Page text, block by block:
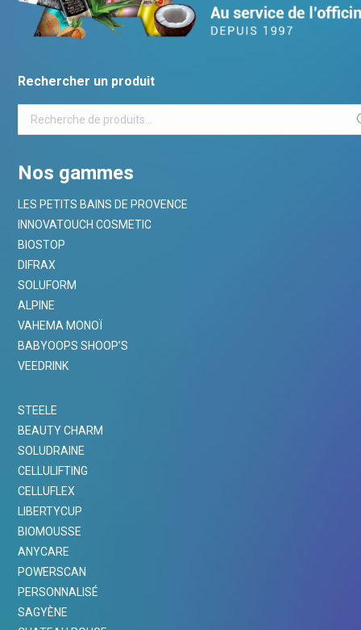
Rechercher un produit
Nos gammes
LES PETITS BAINS DE PROVENCE
INNOVATOUCH COSMETIC
BIOSTOP
DIFRAX
SOLUFORM
ALPINE
VAHEMA MONOÏ
BABYOOPS SHOOP’S
VEEDRINK
STEELE
BEAUTY CHARM
SOLUDRAINE
CELLULIFTING
CELLUFLEX
LIBERTYCUP
BIOMOUSSE
ANYCARE
POWERSCAN
PERSONNALISÉ
SAGYÈNE